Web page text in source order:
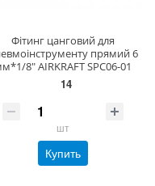
Фітинг цанговий для
прямий 6
8" AIRKRAFT SPC06-01
14
шт
Купить